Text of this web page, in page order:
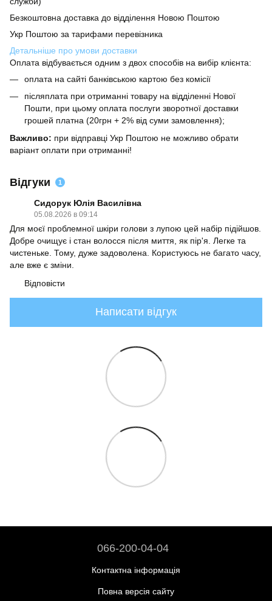
Безкоштовна доставка до відділення Новою Поштою
Укр Поштою за тарифами перевізника
Детальніше про умови доставки
Оплата відбувається одним з двох способів на вибір клієнта:
оплата на сайті банківською картою без комісії
післяплата при отриманні товару на відділенні Нової
Пошти, при цьому оплата послуги зворотної доставки
грошей платна (20грн + 2% від суми замовлення);
Важливо: при відправці Укр Поштою не можливо обрати
варіант оплати при отриманні!
Відгуки 1
Сидорук Юлія Василівна
05.08.2026 в 09:14
Для моєї проблемної шкіри голови з лупою цей набір підійшов.
Добре очищує і стан волосся після миття, як пір'я. Легке та
чистеньке. Тому, дуже задоволена. Користуюсь не багато часу,
але вже є зміни.
Відповісти
Написати відгук
066-200-04-04
Контактна інформація
Повна версія сайту